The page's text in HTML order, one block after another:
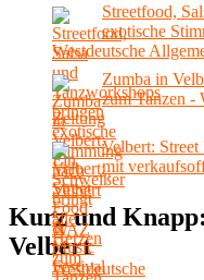
Streetfood,
exotische
Westdeutsche
Zumba in
zum Tanzen -
Zeitung
Velbert:
mit
Kurz und
Velbert